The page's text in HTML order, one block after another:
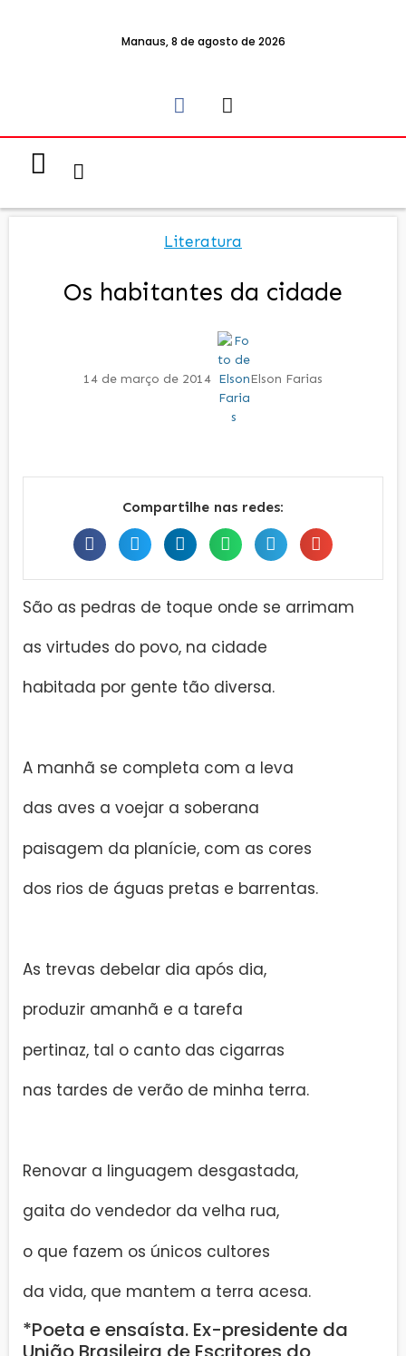
Manaus, 8 de agosto de 2026
Literatura
Os habitantes da cidade
14 de março de 2014 Elson Farias
Compartilhe nas redes:
São as pedras de toque onde se arrimam
as virtudes do povo, na cidade
habitada por gente tão diversa.
A manhã se completa com a leva
das aves a voejar a soberana
paisagem da planície, com as cores
dos rios de águas pretas e barrentas.
As trevas debelar dia após dia,
produzir amanhã e a tarefa
pertinaz, tal o canto das cigarras
nas tardes de verão de minha terra.
Renovar a linguagem desgastada,
gaita do vendedor da velha rua,
o que fazem os únicos cultores
da vida, que mantem a terra acesa.
*Poeta e ensaísta. Ex-presidente da